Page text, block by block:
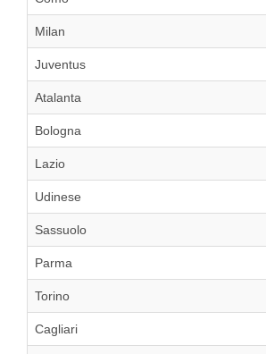
Milan
Juventus
Atalanta
Bologna
Lazio
Udinese
Sassuolo
Parma
Torino
Cagliari